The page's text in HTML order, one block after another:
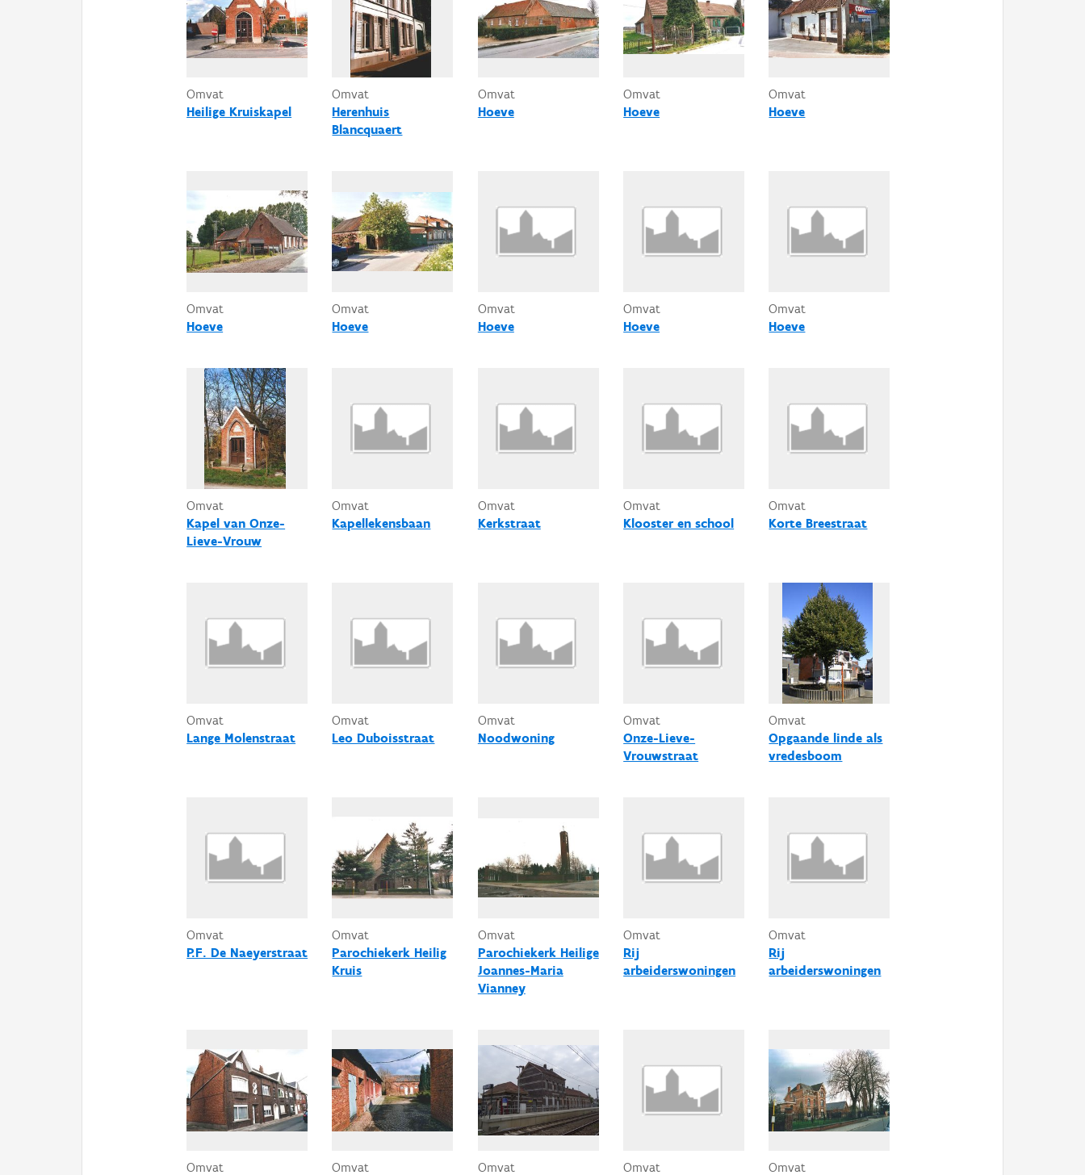
Omvat
Heilige Kruiskapel
Omvat
Herenhuis
Blancquaert
Omvat
Hoeve
Omvat
Hoeve
Omvat
Hoeve
Omvat
Hoeve
Omvat
Hoeve
Omvat
Hoeve
Omvat
Hoeve
Omvat
Hoeve
Omvat
Kapel van Onze-
Lieve-Vrouw
Omvat
Kapellekensbaan
Omvat
Kerkstraat
Omvat
Klooster en school
Omvat
Korte Breestraat
Omvat
Lange Molenstraat
Omvat
Leo Duboisstraat
Omvat
Noodwoning
Omvat
Onze-Lieve-
Vrouwstraat
Omvat
Opgaande linde als
vredesboom
Omvat
P.F. De Naeyerstraat
Omvat
Parochiekerk Heilig
Kruis
Omvat
Parochiekerk Heilige
Joannes-Maria
Vianney
Omvat
Rij
arbeiderswoningen
Omvat
Rij
arbeiderswoningen
Omvat Omvat Omvat Omvat Omvat